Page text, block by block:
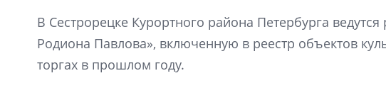
В Сестрорецке Курортного района Петербурга
Родиона Павлова», включенную в реестр объектов
торгах в прошлом году.